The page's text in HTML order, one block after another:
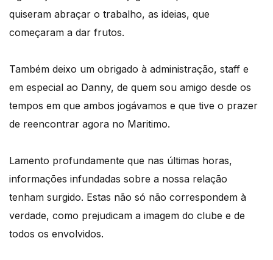
quiseram abraçar o trabalho, as ideias, que
começaram a dar frutos.
Também deixo um obrigado à administração, staff e
em especial ao Danny, de quem sou amigo desde os
tempos em que ambos jogávamos e que tive o prazer
de reencontrar agora no Maritimo.
Lamento profundamente que nas últimas horas,
informações infundadas sobre a nossa relação
tenham surgido. Estas não só não correspondem à
verdade, como prejudicam a imagem do clube e de
todos os envolvidos.